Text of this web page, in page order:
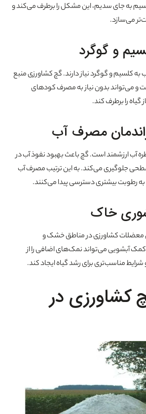
به جای سدیم، این مشکل را برطرف می‌کند و
می‌سازد.
کلسیم و گوگرد نیاز دارند. گچ کشاورزی منبع
و می‌تواند بدون نیاز به مصرف کودهای
گیاه را برطرف کند.
آب ارزشمند است. گچ باعث بهبود نفوذ آب در
جلوگیری می‌کند. به این ترتیب مصرف آب
رطوبت بیشتری دسترسی پیدا می‌کنند.
معضلات کشاورزی در مناطق خشک و
آبشویی می‌تواند نمک‌های اضافی را از
شرایط مناسب‌تری برای رشد گیاه ایجاد کند.
کشاورزی در